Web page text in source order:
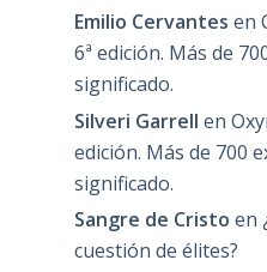
Emilio Cervantes en
6ª edición. Más de
significado.
Silveri Garrell en
edición. Más de 700
significado.
Sangre de Cristo en
cuestión de élites?